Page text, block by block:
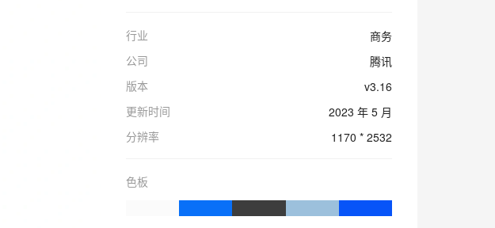
行业
商务
公司
腾讯
版本
v3.16
更新时间
2023 年 5 月
分辨率
1170 * 2532
色板